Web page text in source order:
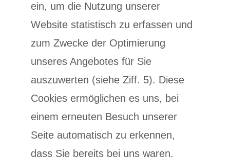
ein, um die Nutzung unserer
Website statistisch zu erfassen und
zum Zwecke der Optimierung
unseres Angebotes für Sie
auszuwerten (siehe Ziff. 5). Diese
Cookies ermöglichen es uns, bei
einem erneuten Besuch unserer
Seite automatisch zu erkennen,
dass Sie bereits bei uns waren.